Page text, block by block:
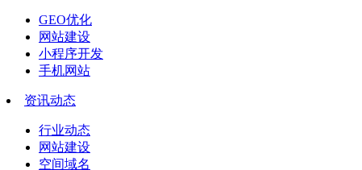
GEO优化
网站建设
小程序开发
手机网站
资讯动态
行业动态
网站建设
空间域名